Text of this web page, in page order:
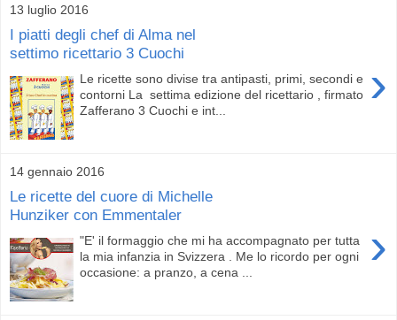
13 luglio 2016
I piatti degli chef di Alma nel
settimo ricettario 3 Cuochi
›
Le ricette sono divise tra antipasti, primi, secondi e
contorni La settima edizione del ricettario , firmato
Zafferano 3 Cuochi e int...
14 gennaio 2016
Le ricette del cuore di Michelle
Hunziker con Emmentaler
›
"E' il formaggio che mi ha accompagnato per tutta
la mia infanzia in Svizzera . Me lo ricordo per ogni
occasione: a pranzo, a cena ...